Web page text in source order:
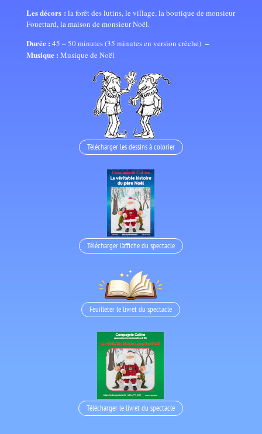
Les décors : la forêt des lutins, le village, la boutique de monsieur
Fouettard, la maison de monsieur Noël.
Durée : 45 – 50 minutes (35 minutes en version crèche)–
Musique : Musique de Noël
Télécharger les dessins à colorier
Télécharger l'affiche du spectacle
Feuilleter le livret du spectacle
Télécharger le livret du spectacle